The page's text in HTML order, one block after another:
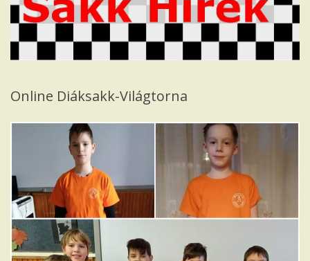
Iskola
Online Diáksakk-Világtorna